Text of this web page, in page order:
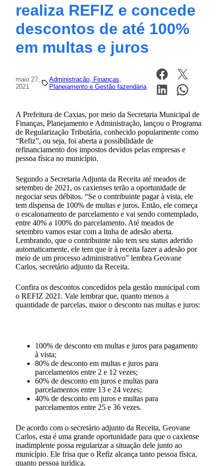
realiza REFIZ e concede
descontos de até 100%
em multas e juros
maio 27,
2021
Administração, Finanças,
Planejamento e Gestão fazendária
A Prefeitura de Caxias, por meio da Secretaria Municipal de
Finanças, Planejamento e Administração, lançou o Programa
de Regularização Tributária, conhecido popularmente como
“Refiz”, ou seja, foi aberta a possibilidade de
refinanciamento dos impostos devidos pelas empresas e
pessoa física no município.
Segundo a Secretaria Adjunta da Receita até meados de
setembro de 2021, os caxienses terão a oportunidade de
negociar seus débitos. “Se o contribuinte pagar à vista, ele
tem dispensa de 100% de multas e juros. Então, ele começa
o escalonamento de parcelamento e vai sendo contemplado,
entre 40% a 100% do parcelamento. Até meados de
setembro vamos estar com a linha de adesão aberta.
Lembrando, que o contribuinte não tem seu status aderido
automaticamente, ele tem que ir à receita fazer a adesão por
meio de um processo administrativo” lembra Geovane
Carlos, secretário adjunto da Receita.
Confira os descontos concedidos pela gestão municipal com
o REFIZ 2021. Vale lembrar que, quanto menos a
quantidade de parcelas, maior o desconto nas multas e juros:
100% de desconto em multas e juros para pagamento
à vista;
80% de desconto em multas e juros para
parcelamentos entre 2 e 12 vezes;
60% de desconto em juros e multas para
parcelamentos entre 13 e 24 vezes;
40% de desconto em juros e multas para
parcelamentos entre 25 e 36 vezes.
De acordo com o secretário adjunto da Receita, Geovane
Carlos, esta é uma grande oportunidade para que o caxiense
inadimplente possa regularizar a situação dele junto ao
município. Ele frisa que o Refiz alcança tanto pessoa física,
quanto pessoa jurídica.